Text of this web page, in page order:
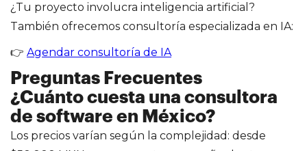
¿Tu proyecto involucra inteligencia artificial?
También ofrecemos consultoría especializada en IA:
👉 Agendar consultoría de IA
Preguntas Frecuentes
¿Cuánto cuesta una consultora
de software en México?
Los precios varían según la complejidad: desde